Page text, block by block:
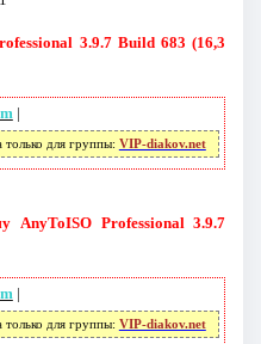
3.9.7 Build 683 (16,3
|
только для группы: VIP-diakov.net
AnyToISO Professional 3.9.7
|
только для группы: VIP-diakov.net